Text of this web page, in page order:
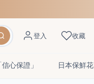
登入 收藏
心保證」 日本保鮮花